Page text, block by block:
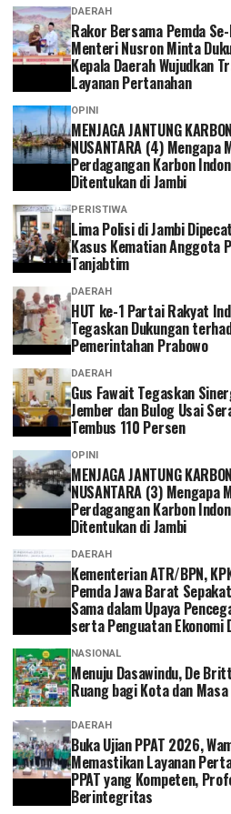
DAERAH
Rakor Bersama Pemda Se-
Menteri Nusron Minta
Kepala Daerah Wujudkan
Layanan Pertanahan
OPINI
MENJAGA JANTUNG KARBON
NUSANTARA (4) Mengapa
Perdagangan Karbon
Ditentukan di Jambi
PERISTIWA
Lima Polisi di Jambi
Kasus Kematian Anggota
Tanjabtim
DAERAH
HUT ke-1 Partai Rakyat
Tegaskan Dukungan
Pemerintahan Prabowo
DAERAH
Gus Fawait Tegaskan
Jember dan Bulog Usai
Tembus 110 Persen
OPINI
MENJAGA JANTUNG KARBON
NUSANTARA (3) Mengapa
Perdagangan Karbon
Ditentukan di Jambi
DAERAH
Kementerian ATR/BPN,
Pemda Jawa Barat
Sama dalam Upaya
serta Penguatan Ekonomi
NASIONAL
Menuju Dasawindu, De
Ruang bagi Kota dan Masa
DAERAH
Buka Ujian PPAT 2026,
Memastikan Layanan
PPAT yang Kompeten,
Berintegritas